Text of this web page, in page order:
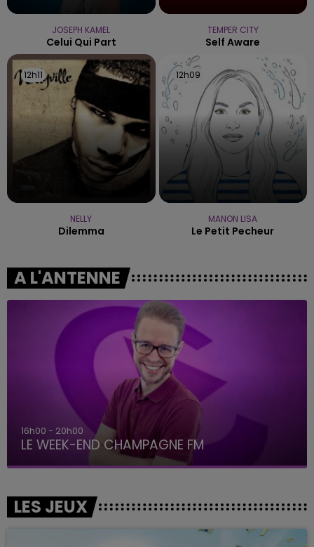
JOSEPH KAMEL
Celui Qui Part
TEMPER CITY
Self Aware
12h11
12h11
NELLY
Dilemma
12h09
12h09
MANON LISA
Le Petit Pecheur
A L'ANTENNE
16h00 - 20h00
LE WEEK-END CHAMPAGNE FM
LES JEUX